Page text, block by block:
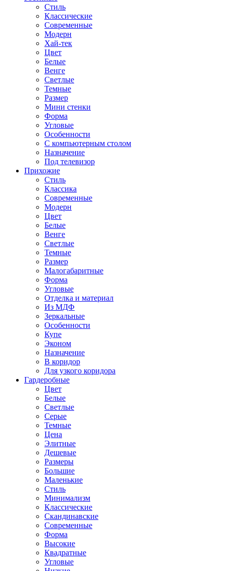
Стиль
Классические
Современные
Модерн
Хай-тек
Цвет
Белые
Венге
Светлые
Темные
Размер
Мини стенки
Форма
Угловые
Особенности
С компьютерным столом
Назначение
Под телевизор
Прихожие
Стиль
Классика
Современные
Модерн
Цвет
Белые
Венге
Светлые
Темные
Размер
Малогабаритные
Форма
Угловые
Отделка и материал
Из МДФ
Зеркальные
Особенности
Купе
Эконом
Назначение
В коридор
Для узкого коридора
Гардеробные
Цвет
Белые
Светлые
Серые
Темные
Цена
Элитные
Дешевые
Размеры
Большие
Маленькие
Стиль
Минимализм
Классические
Скандинавские
Современные
Форма
Высокие
Квадратные
Угловые